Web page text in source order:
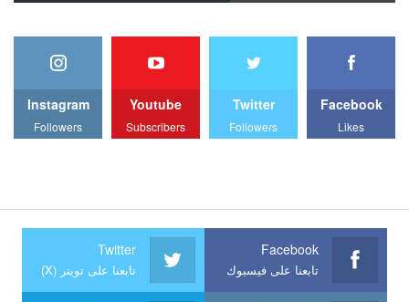
Facebook
Likes
Twitter
Followers
Youtube
Subscribers
Instagram
Followers
Facebook
تابعنا على فيسبوك
Twitter
تابعنا على تويتر (X)